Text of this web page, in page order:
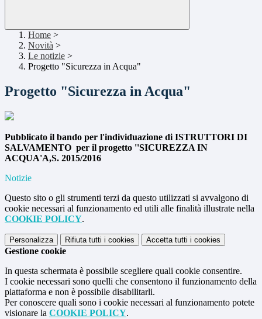
Home >
Novità >
Le notizie >
Progetto "Sicurezza in Acqua"
Progetto "Sicurezza in Acqua"
Pubblicato il bando per l'individuazione di ISTRUTTORI DI
SALVAMENTO per il progetto ''SICUREZZA IN
ACQUA'A,S. 2015/2016
Notizie
Questo sito o gli strumenti terzi da questo utilizzati si avvalgono di
cookie necessari al funzionamento ed utili alle finalità illustrate nella
COOKIE POLICY.
Personalizza Rifiuta tutti i cookies Accetta tutti i cookies
Gestione cookie
In questa schermata è possibile scegliere quali cookie consentire.
I cookie necessari sono quelli che consentono il funzionamento della
piattaforma e non è possibile disabilitarli.
Per conoscere quali sono i cookie necessari al funzionamento potete
visionare la COOKIE POLICY.